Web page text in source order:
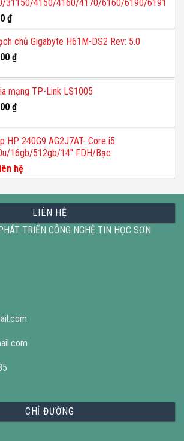
31150/4150/4160/4170/6160/6190/6191
₫
chủ Gigabyte H61M-DS2 Rev: 5.0
₫
mạng TP-Link LS1005
₫
HP 240G9 AG2J7AT- Core i5
16gb/512gb/14'' FDH/Bạc
hệ
LIÊN HỆ
TRIỂN CÔNG NGHỆ TIN HỌC SƠN
CHỈ ĐƯỜNG